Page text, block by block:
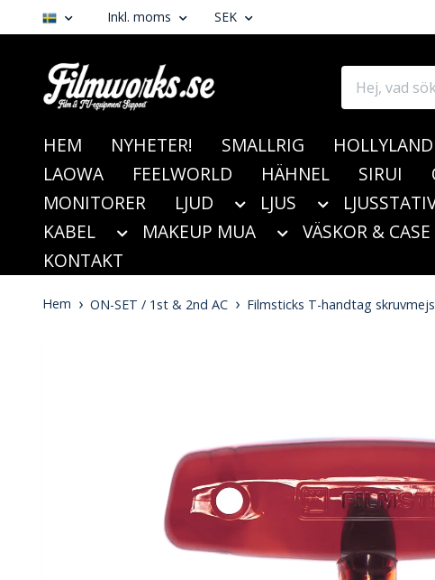
Inkl. moms SEK
HEM NYHETER! SMALLRIG HOLLYLAND
LAOWA
FEELWORLD HÄHNEL SIRUI
MONITORER
LJUD LJUS
KABEL
MAKEUP MUA VÄSKOR & CASE
KONTAKT
Hem ON-SET / 1st & 2nd AC Filmsticks T-handtag